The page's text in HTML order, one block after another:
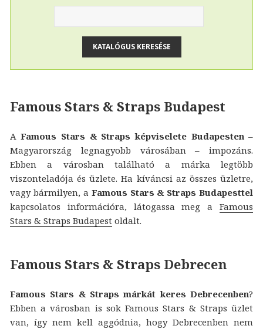
Famous Stars & Straps Budapest
AFamous Stars & Straps képviselete Budapesten–
Magyarország legnagyobb városában – impozáns.
Ebben a városban található a márka legtöbb
viszonteladója és üzlete. Ha kíváncsi az összes üzletre,
vagy bármilyen, a Famous Stars & Straps Budapesttel
kapcsolatos információra, látogassa meg aFamous
Stars & Straps Budapest oldalt.
Famous Stars & Straps Debrecen
Famous Stars & Straps márkát keres Debrecenben?
Ebben a városban is sok Famous Stars & Straps üzlet
van, így nem kell aggódnia, hogy Debrecenben nem